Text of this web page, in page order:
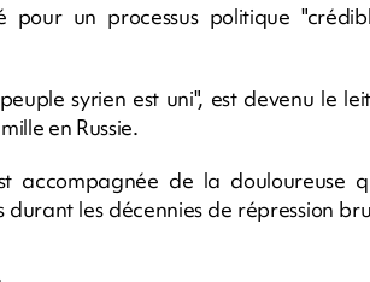
pour un processus politique
syrien est uni", est devenu le
en Russie.
accompagnée de la douloureuse
durant les décennies de répression